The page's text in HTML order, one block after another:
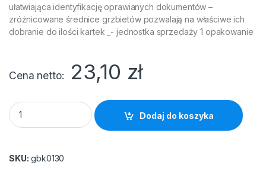
ułatwiająca identyfikację oprawianych dokumentów –
zróżnicowane średnice grzbietów pozwalają na właściwe ich
dobranie do ilości kartek _- jednostka sprzedaży 1 opakowanie
Cena netto 23,10 zł
Grzbiety do bindowania DOTTS 8 mm zielone. opakowanie
Dodaj do koszyka
SKU: gbk0130